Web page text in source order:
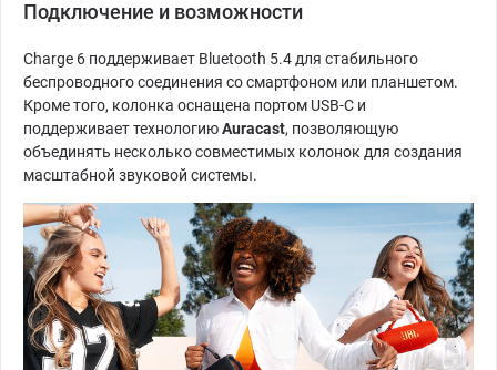
Подключение и возможности
Charge 6 поддерживает Bluetooth 5.4 для стабильного
беспроводного соединения со смартфоном или планшетом.
Кроме того, колонка оснащена портом USB-C и
поддерживает технологиюAuracast, позволяющую
объединять несколько совместимых колонок для создания
масштабной звуковой системы.